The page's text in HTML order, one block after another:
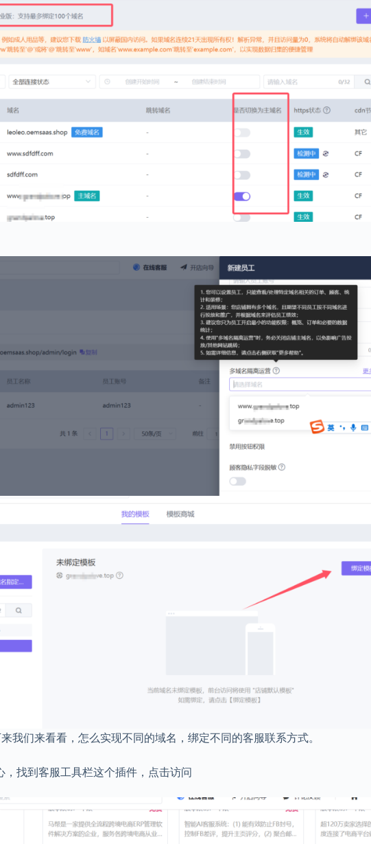
我们来看看，怎么实现不同的域名，绑定不同的客服联系方式。
找到客服工具栏这个插件，点击访问